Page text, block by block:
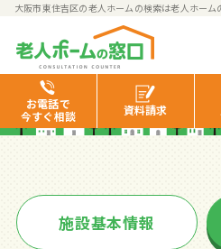
大阪市東住吉区の老人ホームの検索は老人ホーム
お電話で
今すぐ相談
資料請求
ハートフルリ
桑
施設基本情報